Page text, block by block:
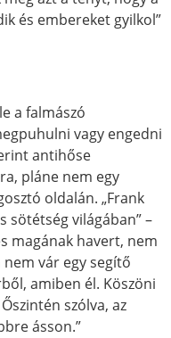
és embereket gyilkol”
a falmászó
vagy engedni
antihőse
pláne nem egy
oldalán. „Frank
sötétség világában” –
magának havert, nem
vár egy segítő
amiben él. Köszöni
szólva, az
ásson.”